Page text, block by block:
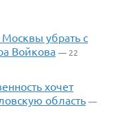
Москвы убрать с
Войкова — 22
хочет
область —